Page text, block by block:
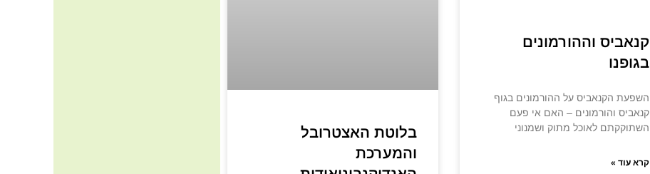
קנאביס וההורמונים
בגופנו
השפעת הקנאביס על ההורמונים בגוף
קנאביס והורמונים – האם אי פעם
השתוקקתם לאוכל מתוק ושמנוני
קרא עוד »
בלוטת האצטרובל
והמערכת